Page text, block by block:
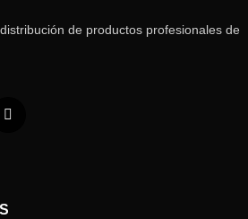
de productos profesionales de